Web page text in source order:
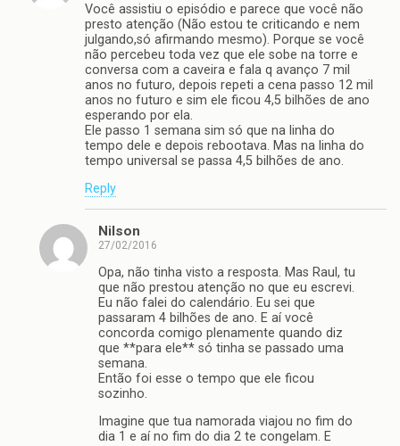
Você assistiu o episódio e parece que você não
presto atenção (Não estou te criticando e nem
julgando,só afirmando mesmo). Porque se você
não percebeu toda vez que ele sobe na torre e
conversa com a caveira e fala q avanço 7 mil
anos no futuro, depois repeti a cena passo 12 mil
anos no futuro e sim ele ficou 4,5 bilhões de ano
esperando por ela.
Ele passo 1 semana sim só que na linha do
tempo dele e depois rebootava. Mas na linha do
tempo universal se passa 4,5 bilhões de ano.
Reply
Nilson
27/02/2016
Opa, não tinha visto a resposta. Mas Raul, tu
que não prestou atenção no que eu escrevi.
Eu não falei do calendário. Eu sei que
passaram 4 bilhões de ano. E aí você
concorda comigo plenamente quando diz
que **para ele** só tinha se passado uma
semana.
Então foi esse o tempo que ele ficou
sozinho.
Imagine que tua namorada viajou no fim do
dia 1 e aí no fim do dia 2 te congelam. E